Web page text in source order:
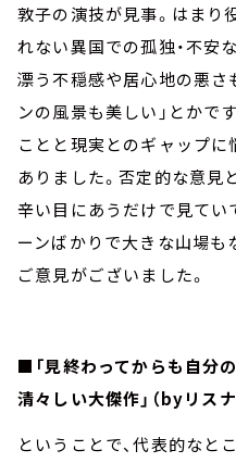
敦子の演技が見事。はまり
れない異国での孤独・不安
漂う不穏感や居心地の悪さ
ンの風景も美しい」とかで
ことと現実とのギャップに
ありました。否定的な意見
辛い目にあうだけで見てい
ーンばかりで大きな山場も
ご意見がございました。
■「見終わってからも自分
清々しい大傑作」（byリスナ
ということで、代表的なと